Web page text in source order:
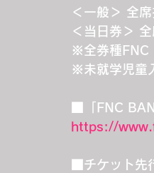
＜一般＞ 全
＜当日券＞
※全券種FNC
※未就学児童
■「FNC
https://
■チケット先